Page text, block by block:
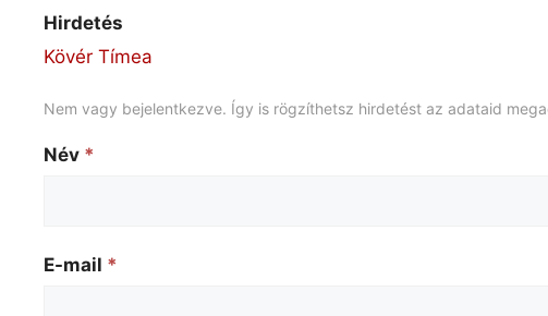
Hirdetés
Kövér Tímea
Nem vagy bejelentkezve. Így is rögzíthetsz hirdetést az adataid
Név *
E-mail *